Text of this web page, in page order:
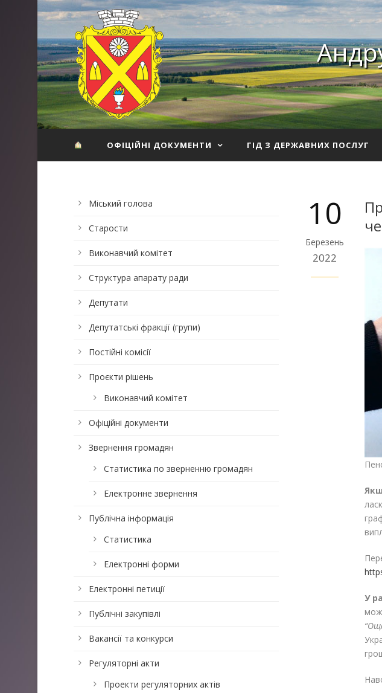
ОФІЦІЙНІ ДОКУМЕНТИ ГІД З ДЕРЖАВНИХ ПОСЛУГ
10
Березень
2022
У
Міський голова
Старости
Виконавчий комітет
Структура апарату ради
Депутати
Депутатські фракції (групи)
Постійні комісії
Проєкти рішень
Виконавчий комітет
Офіційні документи
Звернення громадян
Статистика по зверненню громадян
Електронне звернення
Публічна інформація
Статистика
Електронні форми
Електронні петиції
Публічні закупівлі
Вакансії та конкурси
Регуляторні акти
Проекти регуляторних актів